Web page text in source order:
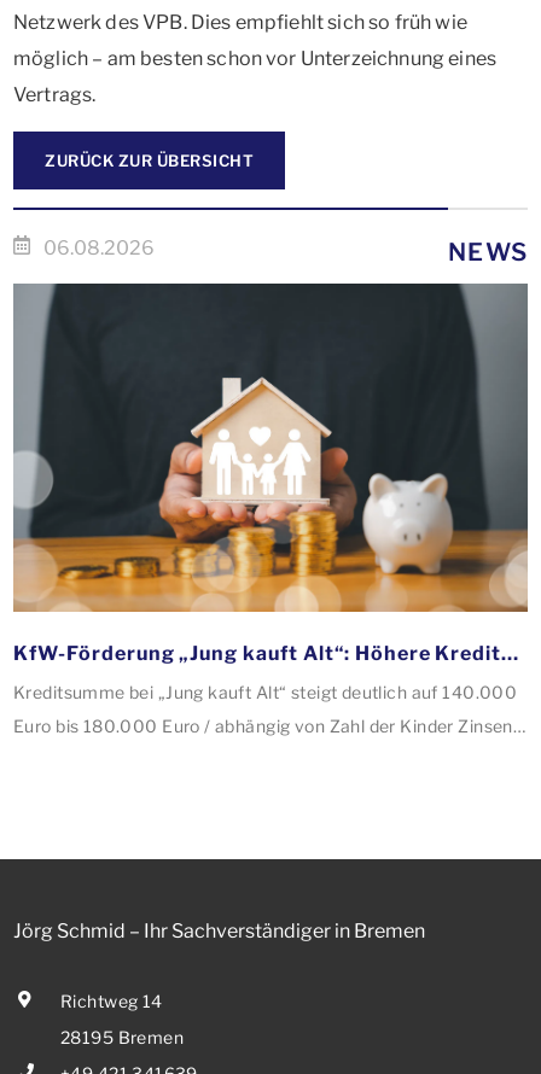
Netzwerk des VPB. Dies empfiehlt sich so früh wie
möglich – am besten schon vor Unterzeichnung eines
Vertrags.
ZURÜCK ZUR ÜBERSICHT
06.08.2026 NEWS
KfW-Förderung „Jung kauft Alt“: Höhere Kredite ab August 2026
Kreditsumme bei „Jung kauft Alt“ steigt deutlich auf 140.000
Euro bis 180.000 Euro / abhängig von Zahl der Kinder Zinsen
energetischer Sanierung binnen 54 Monaten nach
Jörg Schmid – Ihr Sachverständiger in Bremen
Richtweg 14
28195 Bremen